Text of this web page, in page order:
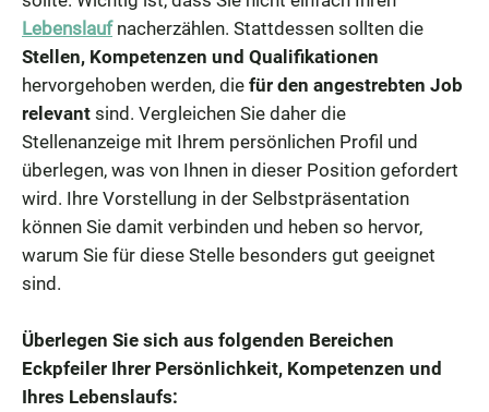
Lebenslaufnacherzählen. Stattdessen sollten die
Stellen, Kompetenzen und Qualifikationen
hervorgehoben werden, die für den angestrebten Job
relevant sind. Vergleichen Sie daher die
Stellenanzeige mit Ihrem persönlichen Profil und
überlegen, was von Ihnen in dieser Position gefordert
wird. Ihre Vorstellung in der Selbstpräsentation
können Sie damit verbinden und heben so hervor,
warum Sie für diese Stelle besonders gut geeignet
sind.
Überlegen Sie sich aus folgenden Bereichen
Eckpfeiler Ihrer Persönlichkeit, Kompetenzen und
Ihres Lebenslaufs: